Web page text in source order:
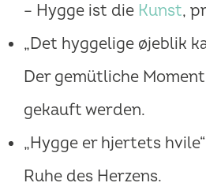
– Hygge ist die Kunst,
„Det hyggelige øjeblik
Der gemütliche
gekauft werden.
„Hygge er hjertets
Ruhe des Herzens.